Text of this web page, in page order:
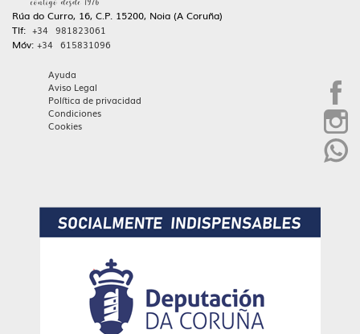
Rúa do Curro, 16, C.P. 15200, Noia (A Coruña)
Tlf: +34 981823061
Móv: +34 615831096
Ayuda
Aviso Legal
Política de privacidad
Condiciones
Cookies